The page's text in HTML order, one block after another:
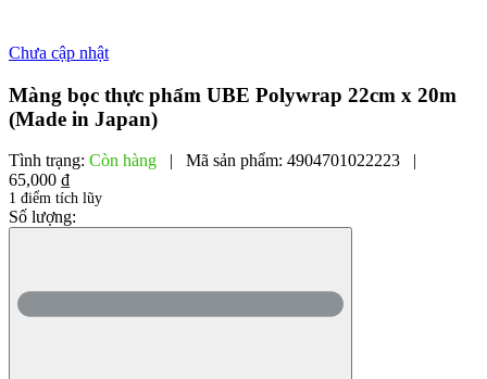
Chưa cập nhật
Màng bọc thực phẩm UBE Polywrap 22cm x 20m
(Made in Japan)
Tình trạng: Còn hàng | Mã sản phẩm: 4904701022223
|
65,000 ₫
1 điểm tích lũy
Số lượng: